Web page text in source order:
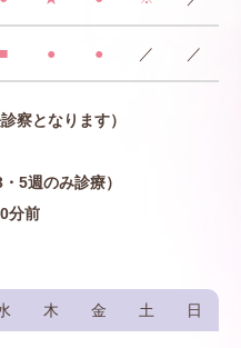
■ ● ● ／ ／
察となります）
5週のみ診療）
分前
木 金 土 日